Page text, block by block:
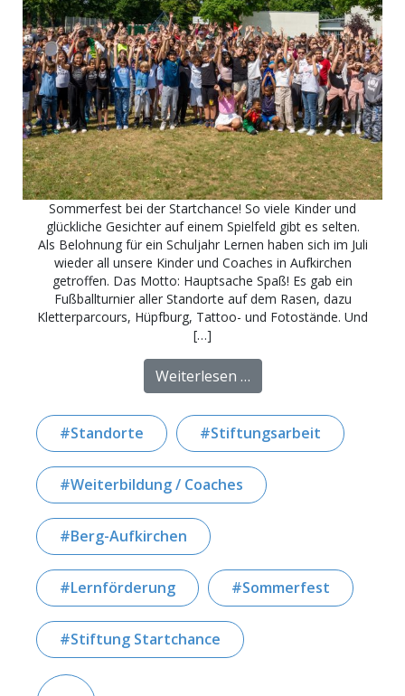
Sommerfest bei der Startchance! So viele Kinder und
glückliche Gesichter auf einem Spielfeld gibt es selten.
Als Belohnung für ein Schuljahr Lernen haben sich im Juli
wieder all unsere Kinder und Coaches in Aufkirchen
getroffen. Das Motto: Hauptsache Spaß! Es gab ein
Fußballturnier aller Standorte auf dem Rasen, dazu
Kletterparcours, Hüpfburg, Tattoo- und Fotostände. Und
[…]
Weiterlesen …from Sommerfest
Standorte Stiftungsarbeit
Weiterbildung / Coaches
Berg-Aufkirchen
Lernförderung Sommerfest
Stiftung Startchance